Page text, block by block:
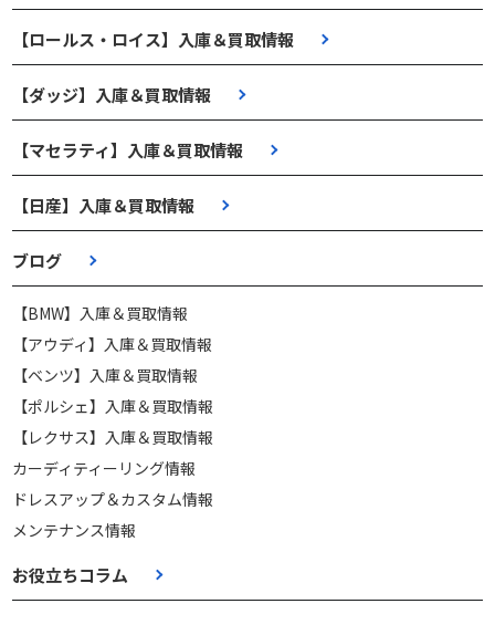
【ロールス・ロイス】入庫＆買取情報
【ダッジ】入庫＆買取情報
【マセラティ】入庫＆買取情報
【日産】入庫＆買取情報
ブログ
【BMW】入庫＆買取情報
【アウディ】入庫＆買取情報
【ベンツ】入庫＆買取情報
【ポルシェ】入庫＆買取情報
【レクサス】入庫＆買取情報
カーディティーリング情報
ドレスアップ＆カスタム情報
メンテナンス情報
お役立ちコラム